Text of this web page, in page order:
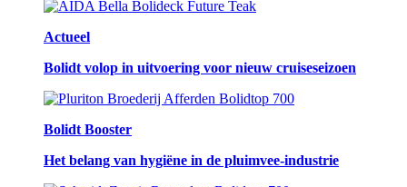
Actueel
Bolidt volop in uitvoering voor nieuw cruiseseizoen
Bolidt Booster
Het belang van hygiëne in de pluimvee-industrie